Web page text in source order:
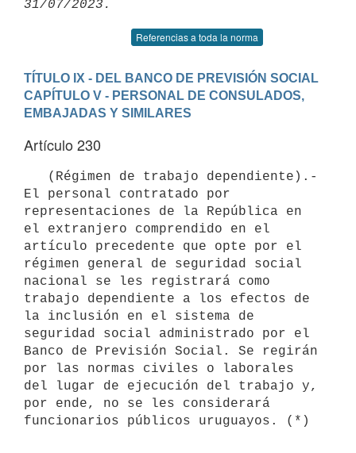
Referencias a toda la norma
TÍTULO IX - DEL BANCO DE PREVISIÓN SOCIAL
CAPÍTULO V - PERSONAL DE CONSULADOS,
EMBAJADAS Y SIMILARES
Artículo 230
El personal contratado por
representaciones de la República en
el extranjero comprendido en el
artículo precedente que opte por el
régimen general de seguridad social
nacional se les registrará como
trabajo dependiente a los efectos de
la inclusión en el sistema de
seguridad social administrado por el
Banco de Previsión Social. Se regirán
por las normas civiles o laborales
del lugar de ejecución del trabajo y,
por ende, no se les considerará